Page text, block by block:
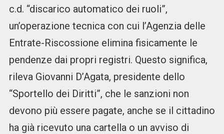
c.d. “discarico automatico dei ruoli”,
un’operazione tecnica con cui l’Agenzia delle
Entrate-Riscossione elimina fisicamente le
pendenze dai propri registri. Questo significa,
rileva Giovanni D’Agata, presidente dello
“Sportello dei Diritti”, che le sanzioni non
devono più essere pagate, anche se il cittadino
ha già ricevuto una cartella o un avviso di